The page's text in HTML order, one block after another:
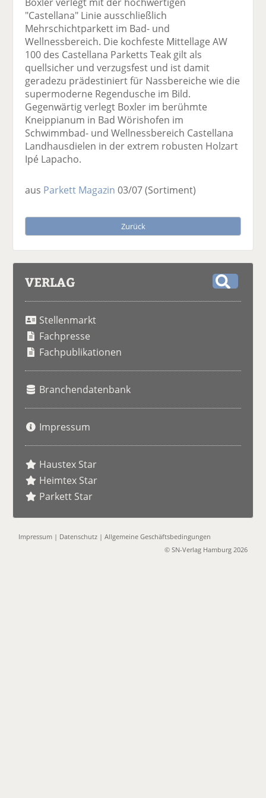
"Castellana" Linie ausschließlich
Mehrschichtparkett im Bad- und
Wellnessbereich. Die kochfeste Mittellage AW
100 des Castellana Parketts Teak gilt als
quellsicher und verzugsfest und ist damit
geradezu prädestiniert für Nassbereiche wie die
supermoderne Regendusche im Bild.
Gegenwärtig verlegt Boxler im berühmte
Kneippianum in Bad Wörishofen im
Schwimmbad- und Wellnessbereich Castellana
Landhausdielen in der extrem robusten Holzart
Ipé Lapacho.
aus Parkett Magazin 03/07(Sortiment)
Zurück
VERLAG
Stellenmarkt
Fachpresse
Fachpublikationen
Branchendatenbank
Impressum
Haustex Star
Heimtex Star
Parkett Star
Impressum | Datenschutz |Allgemeine Geschäftsbedingungen
© SN-Verlag Hamburg 2026